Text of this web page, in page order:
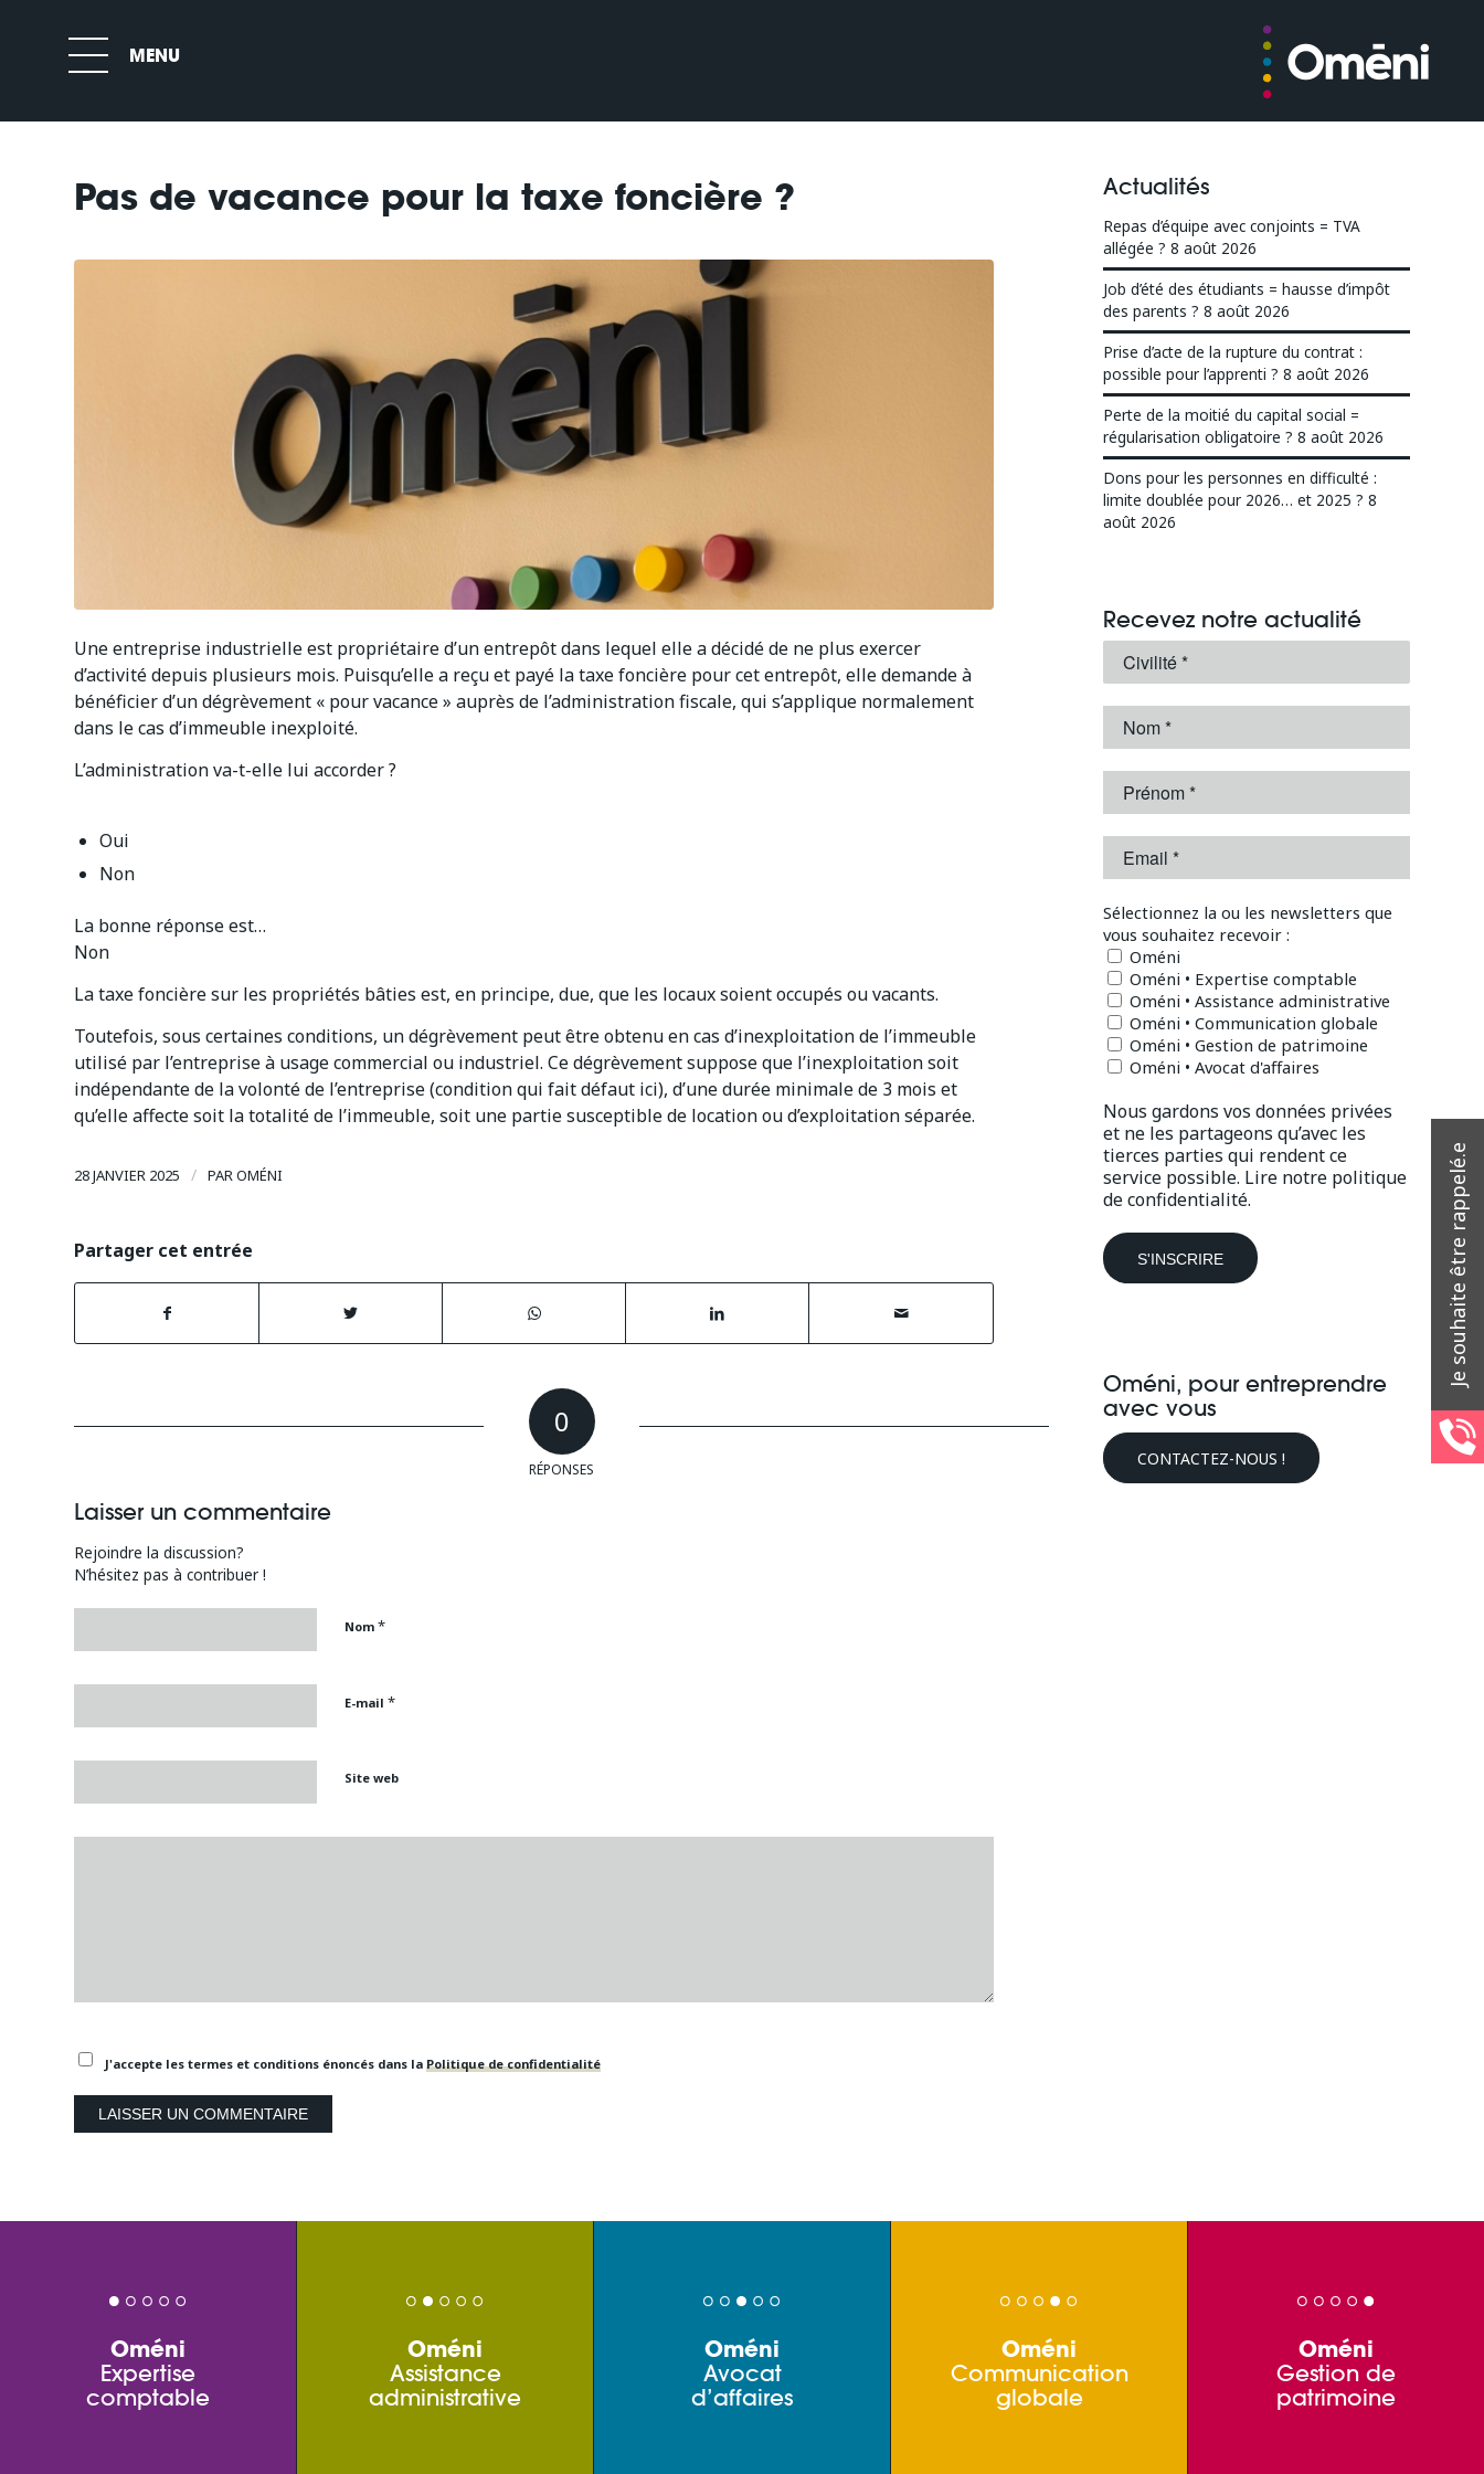
Pas de vacance pour la taxe foncière ?
Une entreprise industrielle est propriétaire d’un entrepôt dans lequel elle a décidé de ne plus exercer
d’activité depuis plusieurs mois. Puisqu’elle a reçu et payé la taxe foncière pour cet entrepôt, elle demande à
bénéficier d’un dégrèvement « pour vacance » auprès de l’administration fiscale, qui s’applique normalement
dans le cas d’immeuble inexploité.
L’administration va-t-elle lui accorder ?
Oui
Non
La bonne réponse est…
Non
La taxe foncière sur les propriétés bâties est, en principe, due, que les locaux soient occupés ou vacants.
Toutefois, sous certaines conditions, un dégrèvement peut être obtenu en cas d’inexploitation de l’immeuble
utilisé par l’entreprise à usage commercial ou industriel. Ce dégrèvement suppose que l’inexploitation soit
indépendante de la volonté de l’entreprise (condition qui fait défaut ici), d’une durée minimale de 3 mois et
qu’elle affecte soit la totalité de l’immeuble, soit une partie susceptible de location ou d’exploitation séparée.
28 JANVIER 2025 / PAROMÉNI
Partager cet entrée
0
RÉPONSES
Laisser un commentaire
Rejoindre la discussion?
N’hésitez pas à contribuer !
Nom *
E-mail *
Site web
J'accepte les termes et conditions énoncés dans la Politique de confidentialité
Actualités
Repas d’équipe avec conjoints = TVA
allégée ? 8 août 2026
Job d’été des étudiants = hausse d’impôt
des parents ? 8 août 2026
Prise d’acte de la rupture du contrat :
possible pour l’apprenti ? 8 août 2026
Perte de la moitié du capital social =
régularisation obligatoire ? 8 août 2026
Dons pour les personnes en difficulté :
limite doublée pour 2026… et 2025 ? 8
août 2026
Recevez notre actualité
Sélectionnez la ou les newsletters que
vous souhaitez recevoir :
Oméni
Oméni • Expertise comptable
Oméni • Assistance administrative
Oméni • Communication globale
Oméni • Gestion de patrimoine
Oméni • Avocat d'affaires
Nous gardons vos données privées
et ne les partageons qu’avec les
tierces parties qui rendent ce
service possible. Lire notre politique
de confidentialité.
Oméni, pour entreprendre
avec vous
CONTACTEZ-NOUS !
Oméni
Expertise
comptable
Oméni
Assistance
administrative
Oméni
Avocat
d’affaires
Oméni
Communication
globale
Oméni
Gestion de
patrimoine